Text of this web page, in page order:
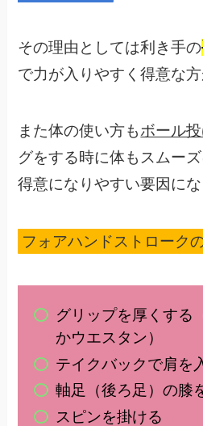
その理由としては利き手の
で力が入りやすく得意な方
また体の使い方もボール
グをする時に体もスムー
得意になりやすい要因にな
フォアハンドストローク
グリップを厚くする
かウエスタン）
テイクバックで肩を
軸足（後ろ足）の膝
スピンを掛ける